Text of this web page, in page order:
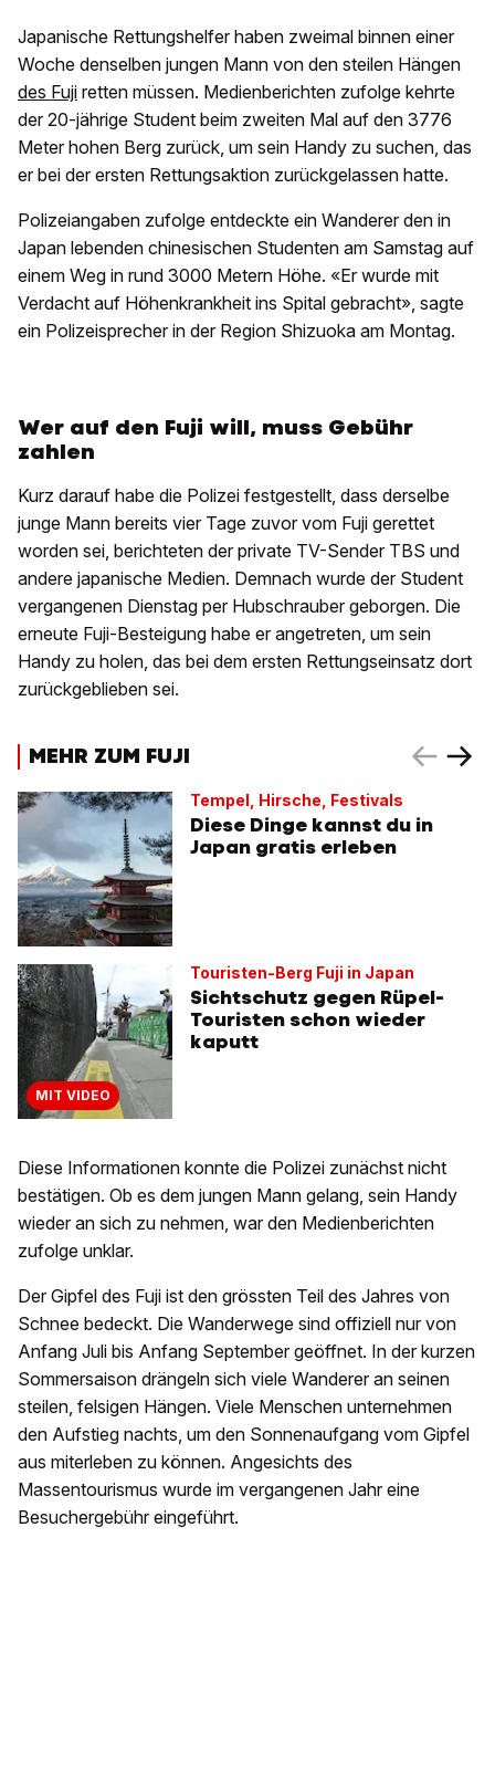
Japanische Rettungshelfer haben zweimal binnen einer
Woche denselben jungen Mann von den steilen Hängen
des Fuji retten müssen. Medienberichten zufolge kehrte
der 20-jährige Student beim zweiten Mal auf den 3776
Meter hohen Berg zurück, um sein Handy zu suchen, das
er bei der ersten Rettungsaktion zurückgelassen hatte.
Polizeiangaben zufolge entdeckte ein Wanderer den in
Japan lebenden chinesischen Studenten am Samstag auf
einem Weg in rund 3000 Metern Höhe. «Er wurde mit
Verdacht auf Höhenkrankheit ins Spital gebracht», sagte
ein Polizeisprecher in der Region Shizuoka am Montag.
Wer auf den Fuji will, muss Gebühr
zahlen
Kurz darauf habe die Polizei festgestellt, dass derselbe
junge Mann bereits vier Tage zuvor vom Fuji gerettet
worden sei, berichteten der private TV-Sender TBS und
andere japanische Medien. Demnach wurde der Student
vergangenen Dienstag per Hubschrauber geborgen. Die
erneute Fuji-Besteigung habe er angetreten, um sein
Handy zu holen, das bei dem ersten Rettungseinsatz dort
zurückgeblieben sei.
MEHR ZUM FUJI
Tempel, Hirsche, Festivals
Diese Dinge kannst du in
Japan gratis erleben
MIT VIDEO
Touristen-Berg Fuji in Japan
Sichtschutz gegen Rüpel-
Touristen schon wieder
kaputt
Diese Informationen konnte die Polizei zunächst nicht
bestätigen. Ob es dem jungen Mann gelang, sein Handy
wieder an sich zu nehmen, war den Medienberichten
zufolge unklar.
Der Gipfel des Fuji ist den grössten Teil des Jahres von
Schnee bedeckt. Die Wanderwege sind offiziell nur von
Anfang Juli bis Anfang September geöffnet. In der kurzen
Sommersaison drängeln sich viele Wanderer an seinen
steilen, felsigen Hängen. Viele Menschen unternehmen
den Aufstieg nachts, um den Sonnenaufgang vom Gipfel
aus miterleben zu können. Angesichts des
Massentourismus wurde im vergangenen Jahr eine
Besuchergebühr eingeführt.